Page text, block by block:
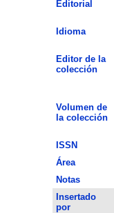
Editorial
Idioma
Editor de la
colección
Volumen de
la colección
ISSN
Área
Notas
Insertado
por